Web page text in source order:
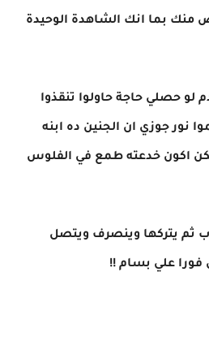
منك بما انك الشاهدة الوحيدة
لو حصلي حاجة حاولوا تنقذوا
نور جوزي ان الجنين ده ابنه
اكون خدعته طمع في الفلوس
ثم يتركها وينصرف ويتصل
فورا علي بسام !!